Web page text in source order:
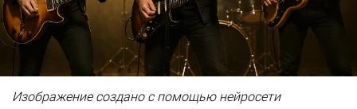
Изображение создано с помощью нейросети